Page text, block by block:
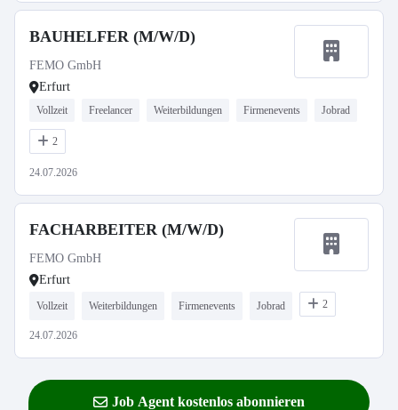
BAUHELFER (M/W/D)
FEMO GmbH
Erfurt
Vollzeit Freelancer Weiterbildungen Firmenevents Jobrad
2
24.07.2026
FACHARBEITER (M/W/D)
FEMO GmbH
Erfurt
Vollzeit Weiterbildungen Firmenevents Jobrad 2
24.07.2026
Job Agent kostenlos abonnieren